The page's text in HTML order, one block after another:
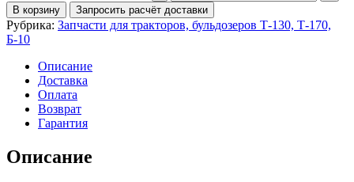
В корзину Запросить расчёт доставки
Рубрика: Запчасти для тракторов, бульдозеров Т-130, Т-170,
Б-10
Описание
Доставка
Оплата
Возврат
Гарантия
Описание